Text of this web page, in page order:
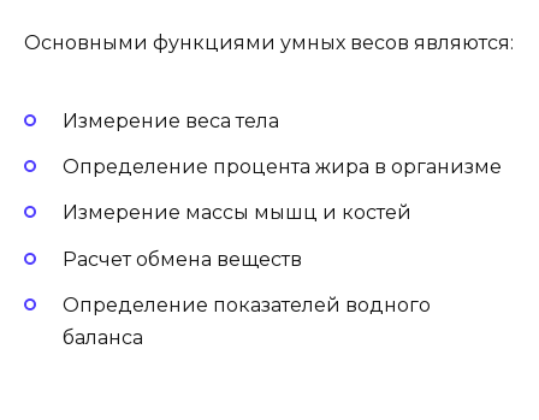
Основными функциями умных весов являются:
Измерение веса тела
Определение процента жира в организме
Измерение массы мышц и костей
Расчет обмена веществ
Определение показателей водного
баланса